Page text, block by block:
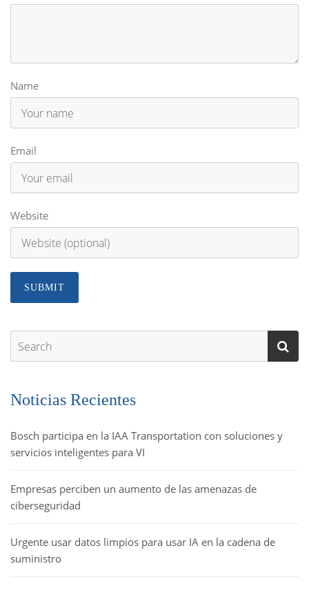
Name
Email
Website
Noticias Recientes
Bosch participa en la IAA Transportation con soluciones y
servicios inteligentes para VI
Empresas perciben un aumento de las amenazas de
ciberseguridad
Urgente usar datos limpios para usar IA en la cadena de
suministro